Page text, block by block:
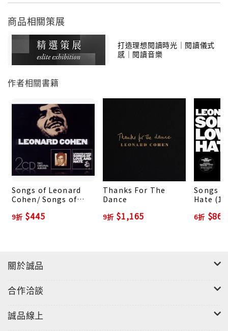
商品相關策展
打造理想閱讀時光｜閱讀儀式
感｜閱讀音樂
作者相關書籍
Songs of Leonard
Cohen/ Songs of
9折 $445
Thanks For The
Dance
9折 $1,165
Songs
Hate
6折 $867
關於誠品
合作洽談
誠品線上